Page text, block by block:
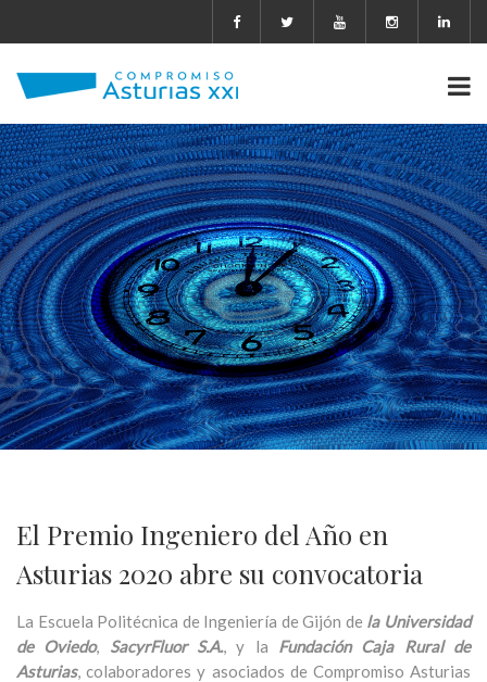
El Premio Ingeniero del Año en
Asturias 2020 abre su convocatoria
La Escuela Politécnica de Ingeniería de Gijón de la Universidad
de Oviedo, SacyrFluor S.A., y la Fundación Caja Rural de
Asturias, colaboradores y asociados de Compromiso Asturias